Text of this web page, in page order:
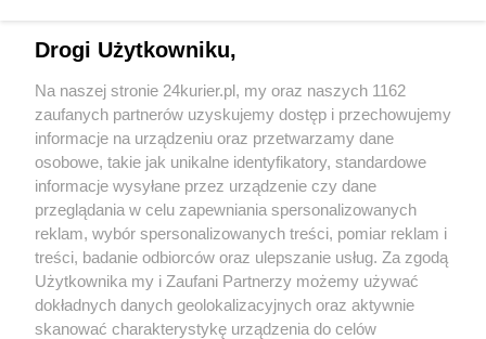
priorytetów: nowa siedziba Teatru
Współczesnego
350 kandydatów Nowej Lewicy w
Zachodniopomorskiem [FILM]
POGODA
22℃
Zobacz prognozę na 3 dni
Drogi Użytkowniku,
Na naszej stronie 24kurier.pl, my oraz naszych 1162
zaufanych partnerów uzyskujemy dostęp i przechowujemy
informacje na urządzeniu oraz przetwarzamy dane
osobowe, takie jak unikalne identyfikatory, standardowe
informacje wysyłane przez urządzenie czy dane
przeglądania w celu zapewniania spersonalizowanych
reklam, wybór spersonalizowanych treści, pomiar reklam i
treści, badanie odbiorców oraz ulepszanie usług. Za zgodą
Użytkownika my i Zaufani Partnerzy możemy używać
dokładnych danych geolokalizacyjnych oraz aktywnie
skanować charakterystykę urządzenia do celów